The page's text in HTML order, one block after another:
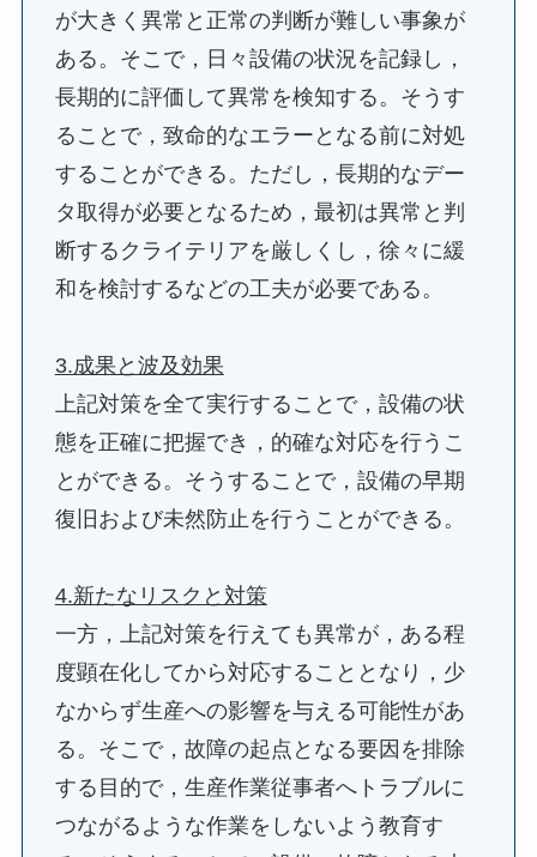
が大きく異常と正常の判断が難しい事象が
ある。そこで，日々設備の状況を記録し，
長期的に評価して異常を検知する。そうす
ることで，致命的なエラーとなる前に対処
することができる。ただし，長期的なデー
タ取得が必要となるため，最初は異常と判
断するクライテリアを厳しくし，徐々に緩
和を検討するなどの工夫が必要である。
3.成果と波及効果
上記対策を全て実行することで，設備の状
態を正確に把握でき，的確な対応を行うこ
とができる。そうすることで，設備の早期
復旧および未然防止を行うことができる。
4.新たなリスクと対策
一方，上記対策を行えても異常が，ある程
度顕在化してから対応することとなり，少
なからず生産への影響を与える可能性があ
る。そこで，故障の起点となる要因を排除
する目的で，生産作業従事者へトラブルに
つながるような作業をしないよう教育す